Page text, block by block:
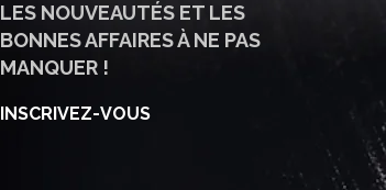
LES NOUVEAUTÉS ET LES
BONNES AFFAIRES À NE PAS
MANQUER !
INSCRIVEZ-VOUS